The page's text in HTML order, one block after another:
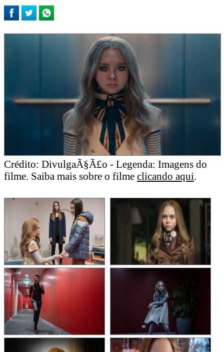
Crédito: DivulgaÃ§Ã£o - Legenda: Imagens do
filme. Saiba mais sobre o filme clicando aqui.